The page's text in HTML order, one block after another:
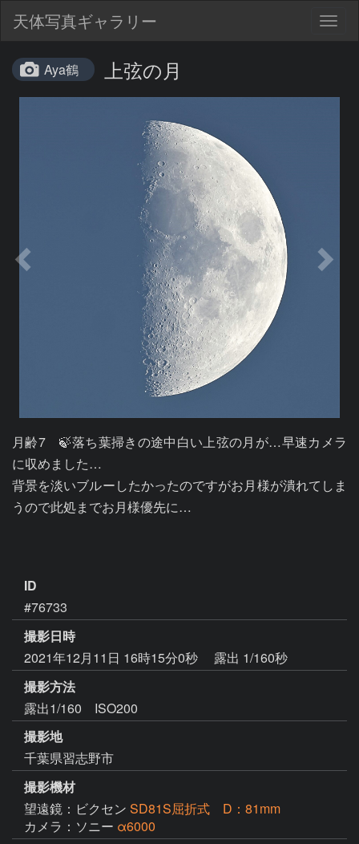
天体写真ギャラリー
Aya鶴 上弦の月
月齢7　🍃落ち葉掃きの途中白い上弦の月が…早速カメラ
に収めました…
背景を淡いブルーしたかったのですがお月様が潰れてしま
うので此処までお月様優先に…
ID
#76733
撮影日時
2021年12月11日 16時15分0秒
露出 1/160秒
撮影方法
露出1/160 ISO200
撮影地
千葉県習志野市
撮影機材
望遠鏡：ビクセン SD81S屈折式 D：81mm
カメラ：ソニー α6000